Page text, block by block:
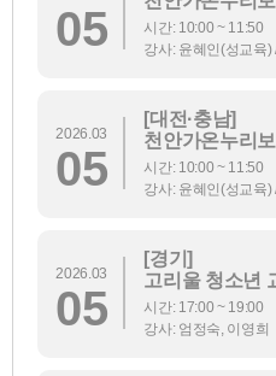
05
시간: 10:00 ~ 11:50
강사: 윤혜인(성교육
2026.03
05
[대전·충남]
천안가온누리
시간: 10:00 ~ 11:50
강사: 윤혜인(성교육
2026.03
05
[경기]
고리울 청소년
시간: 17:00 ~ 19:00
강사: 엄정숙, 이영희